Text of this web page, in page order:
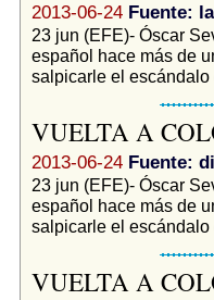
2013-06-24 Fuente:
23 jun (EFE)- Óscar
español hace más de
salpicarle el
VUELTA A
2013-06-24 Fuente:
23 jun (EFE)- Óscar
español hace más de
salpicarle el
VUELTA A